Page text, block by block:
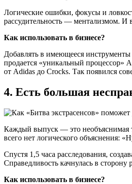
Логические ошибки, фокусы и
рассудительность — ментализмом. И
Как использовать в бизнесе?
Добавлять в имеющееся
продается «уникальный процессор»
от Adidas до Crocks. Так появился
4. Есть большая
Каждый выпуск — это необъяснимая
всего нет логического объяснения:
Спустя 1,5 часа расследования,
Справедливость качнулась в
Как использовать в бизнесе?